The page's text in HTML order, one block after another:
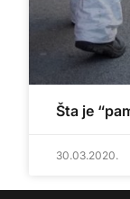
Šta je
30.03.2020.